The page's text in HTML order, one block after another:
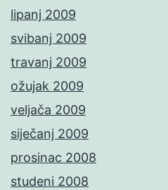
lipanj 2009
svibanj 2009
travanj 2009
ožujak 2009
veljača 2009
siječanj 2009
prosinac 2008
studeni 2008